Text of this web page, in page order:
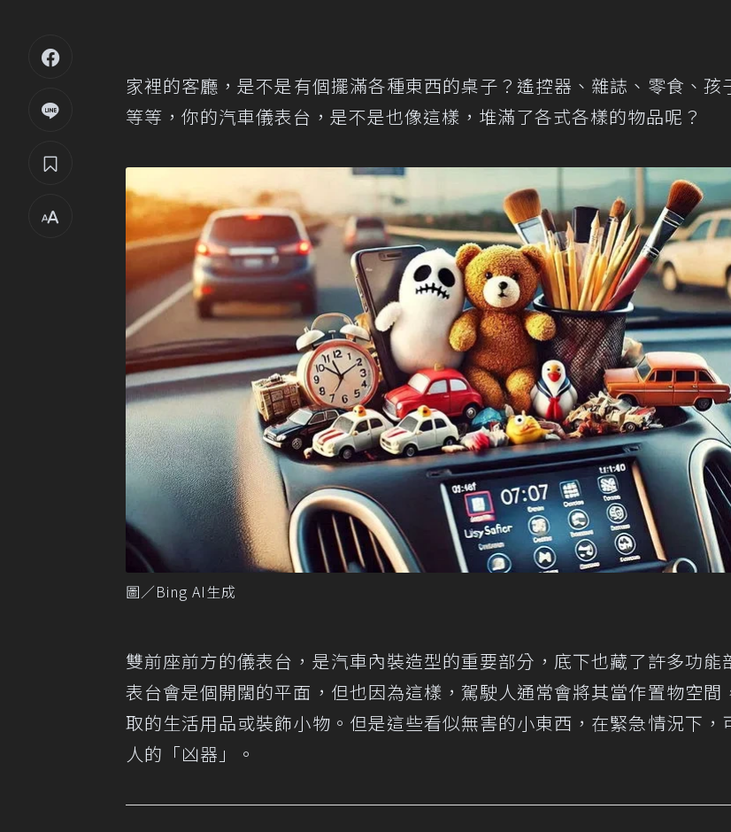
家裡的客廳，是不是有個擺滿各種東西的桌子？遙控器、雜誌、零食、
等等，你的汽車儀表台，是不是也像這樣，堆滿了各式各樣的物品呢？
圖／Bing AI生成
雙前座前方的儀表台，是汽車內裝造型的重要部分，底下也藏了許多功能
表台會是個開闊的平面，但也因為這樣，駕駛人通常會將其當作置物空間
取的生活用品或裝飾小物。但是這些看似無害的小東西，在緊急情況下，
人的「凶器」。